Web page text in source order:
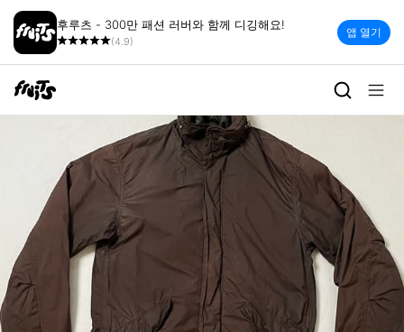
후루츠 - 300만 패션 러버와 함께 디깅해요!
(4.9)
앱 열기